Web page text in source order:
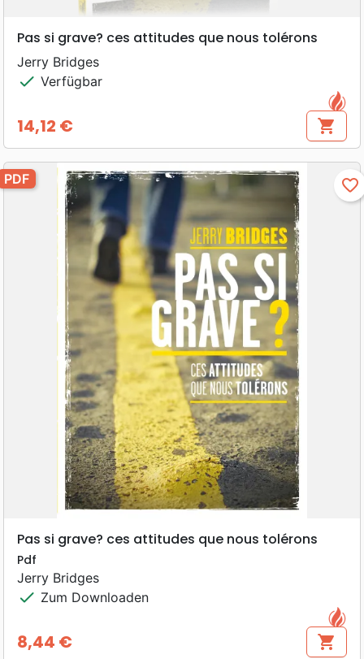
Pas si grave? ces attitudes que nous tolérons
Jerry Bridges
check Verfügbar
Preis
14,12 € shopping_cart
PDF favorite_border
Pas si grave? ces attitudes que nous tolérons
Pdf
Jerry Bridges
check Zum Downloaden
Preis
8,44 € shopping_cart